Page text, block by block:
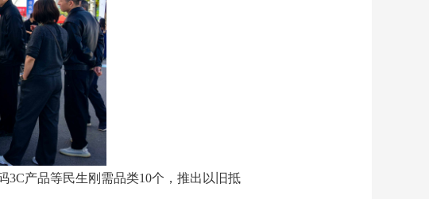
3C产品等民生刚需品类10个，推出以旧抵